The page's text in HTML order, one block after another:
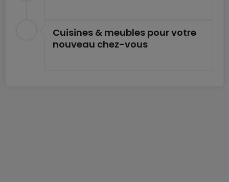
Cuisines & meubles pour votre
nouveau chez-vous